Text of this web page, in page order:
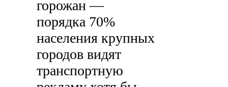
горожан —
порядка 70%
населения крупных
городов видят
транспортную